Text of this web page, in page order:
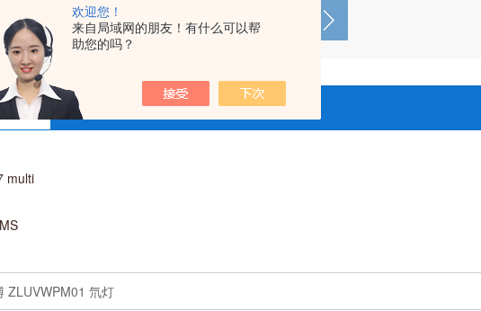
欢迎您！
来自局域网的朋友！有什么可以帮
助您的吗？
在线留言
multi
ZLUVWPM01 氘灯